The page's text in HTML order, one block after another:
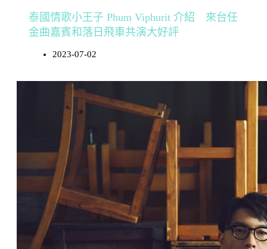
泰國情歌小王子 Phum Viphurit 介紹 來台任
金曲嘉賓和落日飛車共演大好評
2023-07-02